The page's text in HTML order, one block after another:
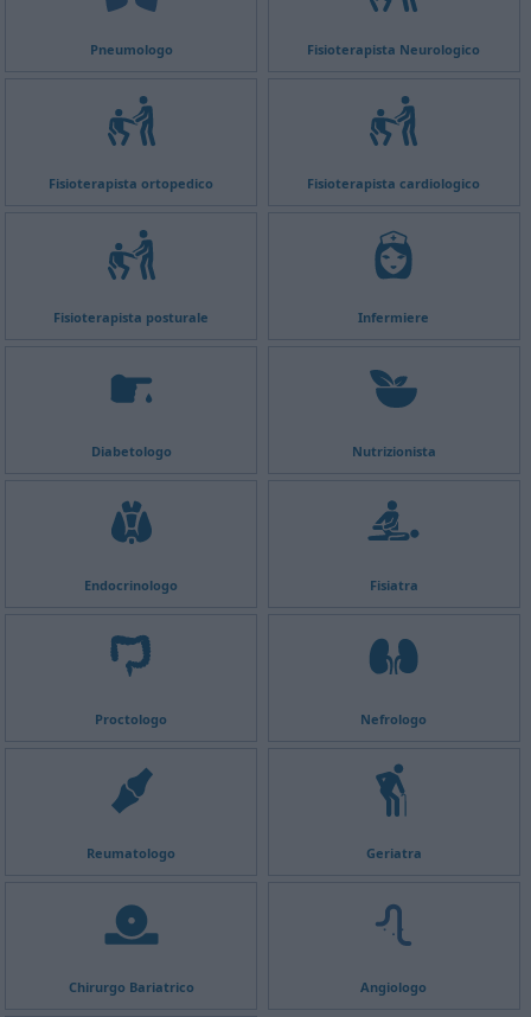
Pneumologo Fisioterapista Neurologico
Fisioterapista ortopedico Fisioterapista cardiologico
Fisioterapista posturale Infermiere
Diabetologo Nutrizionista
Endocrinologo Fisiatra
Proctologo Nefrologo
Reumatologo Geriatra
Chirurgo Bariatrico Angiologo